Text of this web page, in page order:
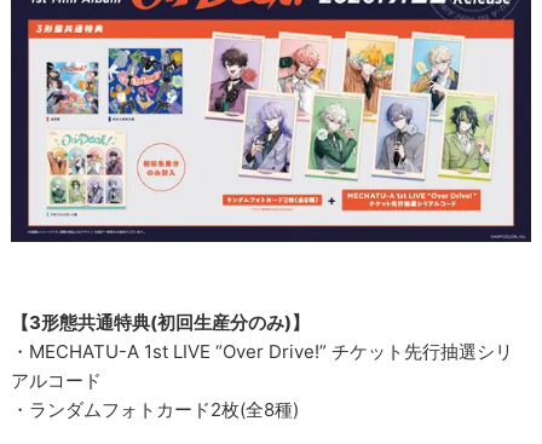
【3形態共通特典(初回生産分のみ)】
・MECHATU-A 1st LIVE “Over Drive!” チケット先行抽選シリ
アルコード
・ランダムフォトカード2枚(全8種)